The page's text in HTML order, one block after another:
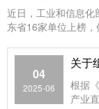
近日，工业和信息
东省16家单位上榜
04
2025-06
根据
产业